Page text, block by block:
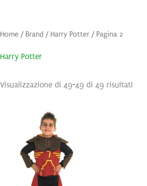
Home / Brand / Harry Potter / Pagina 2
Harry Potter
Visualizzazione di 49-49 di 49 risultati